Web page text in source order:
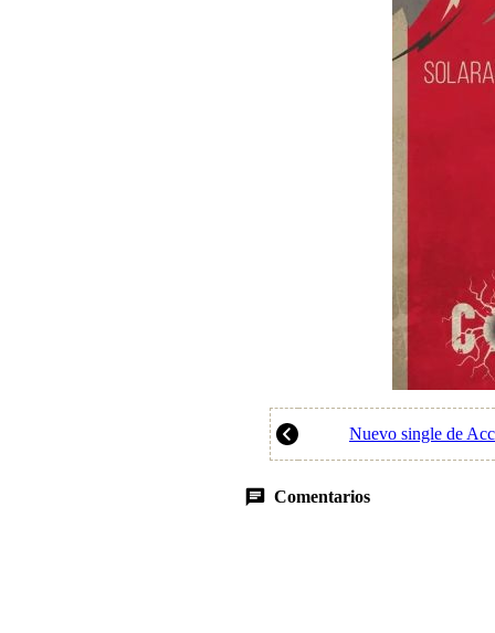
Nuevo single de
Comentarios